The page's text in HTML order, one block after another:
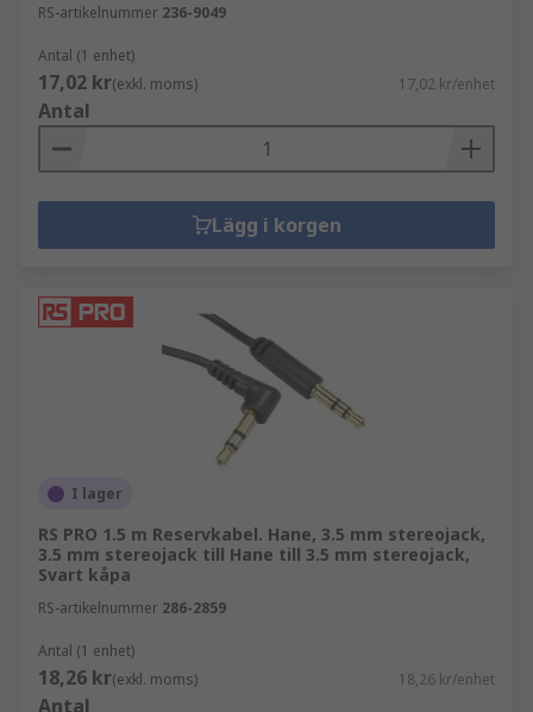
RS-artikelnummer 236-9049
Antal (1 enhet)
17,02 kr(exkl. moms) 17,02 kr/enhet
Antal
Lägg i korgen
I lager
RS PRO 1.5 m Reservkabel. Hane, 3.5 mm stereojack,
3.5 mm stereojack till Hane till 3.5 mm stereojack,
Svart kåpa
RS-artikelnummer 286-2859
Antal (1 enhet)
18,26 kr(exkl. moms) 18,26 kr/enhet
Antal